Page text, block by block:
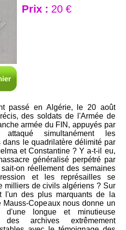
Prix : 20 €
passé en Algérie, le 20 août
des soldats de l'Armée de
armée du FIN, appuyés par
simultanément les
dans le quadrilatère délimité par
et Constantine ? Y a-t-il eu,
généralisé perpétré par
on réellement des semaines
et les représailles se
milliers de civils algériens ? Sur
l'un des plus marquants de la
Copeaux nous donne un
d'une longue et minutieuse
des archives extrêmement